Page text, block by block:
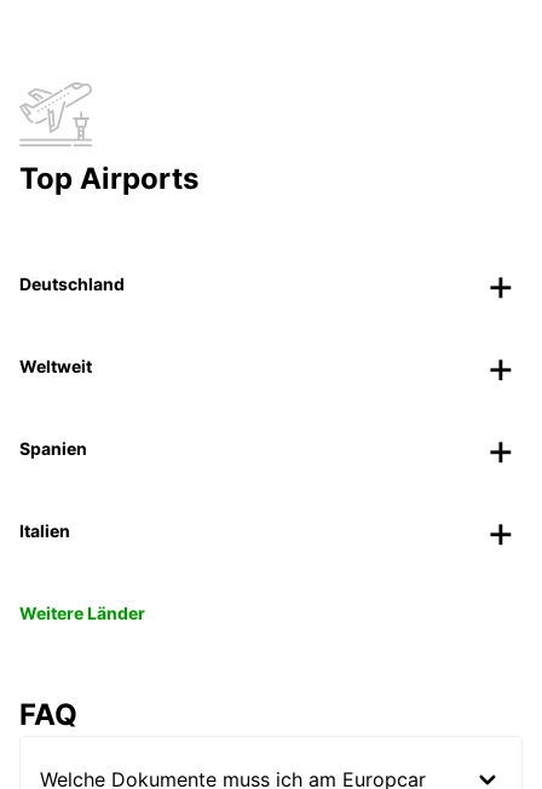
Top Airports
Deutschland
Weltweit
Spanien
Italien
Weitere Länder
FAQ
Welche Dokumente muss ich am Europcar